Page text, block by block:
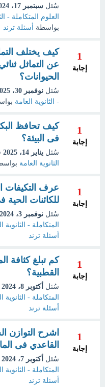
سُئل سبتمبر 17، 2024
العلوم المتكاملة -
بواسطة أسئلة ترند
1
إجابة
كيف يختلف
عن التماثل
الحيوانات؟
سُئل نوفمبر 30، 2025
- الثانوية العامة
1
إجابة
كيف تحافظ
فى البيئة؟
سُئل يناير 14، 2025
الثانوية العامة
1
إجابة
عرف التكيفات
للكائنات الحية
سُئل نوفمبر 3، 2024
المتكاملة - الثانوية
أسئلة ترند
1
إجابة
كم تبلغ كثافة
القطبية؟
سُئل أكتوبر 8، 2024
المتكاملة - الثانوية
أسئلة ترند
1
إجابة
اشرح التوازن
القاعدي فى
سُئل أكتوبر 7، 2024
المتكاملة - الثانوية
أسئلة ترند